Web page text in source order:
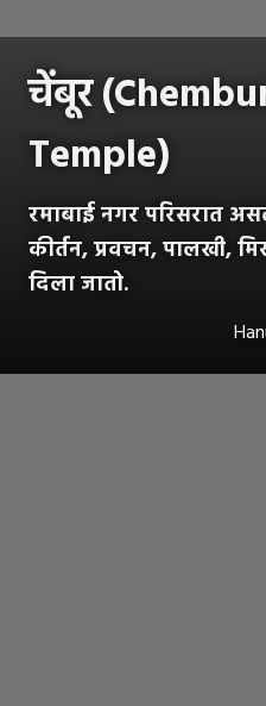
चेंबूर
Temple)
रमाबाई नगर परिसरात
कीर्तन, प्रवचन, पालखी,
दिला जातो.